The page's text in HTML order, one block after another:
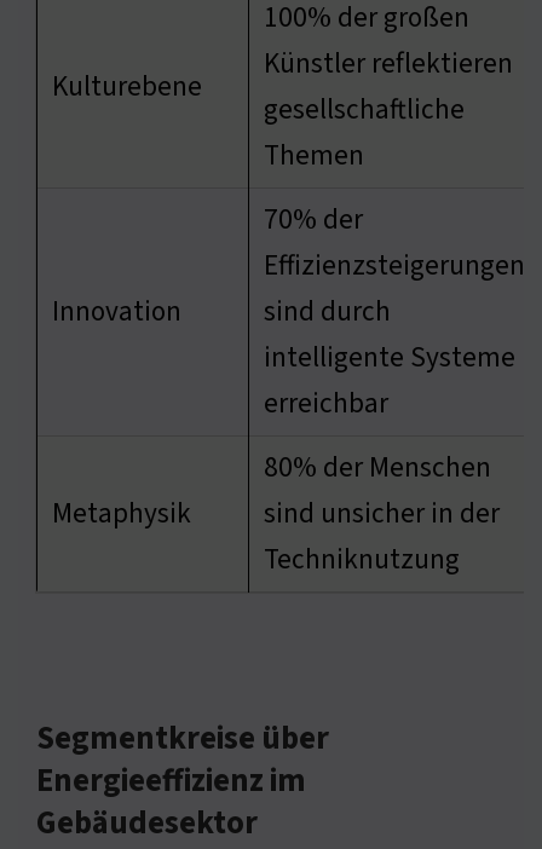
Kulturebene
100% der großen
Künstler reflektieren
gesellschaftliche
Themen
Innovation
70% der
Effizienzsteigerungen
sind durch
intelligente Systeme
erreichbar
Metaphysik
80% der Menschen
sind unsicher in der
Techniknutzung
Segmentkreise über
Energieeffizienz im
Gebäudesektor